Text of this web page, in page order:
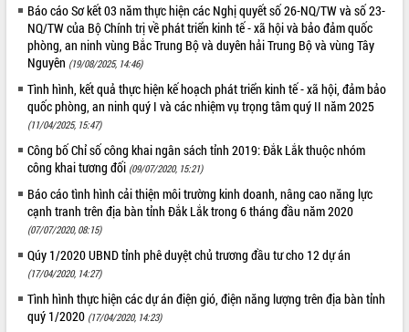
ĐIỂM TIN VĂN BẢN
QUY HOẠCH - KẾ HOẠCH
Báo cáo Sơ kết 03 năm thực hiện các Nghị quyết số 26-NQ/TW và số 23-
NQ/TW của Bộ Chính trị về phát triển kinh tế - xã hội và bảo đảm quốc
phòng, an ninh vùng Bắc Trung Bộ và duyên hải Trung Bộ và vùng Tây
Nguyên (19/08/2025, 14:46)
Tình hình, kết quả thực hiện kế hoạch phát triển kinh tế - xã hội, đảm bảo
quốc phòng, an ninh quý I và các nhiệm vụ trọng tâm quý II năm 2025
(11/04/2025, 15:47)
Công bố Chỉ số công khai ngân sách tỉnh 2019: Đắk Lắk thuộc nhóm
công khai tương đối (09/07/2020, 15:21)
Báo cáo tình hình cải thiện môi trường kinh doanh, nâng cao năng lực
cạnh tranh trên địa bàn tỉnh Đắk Lắk trong 6 tháng đầu năm 2020
(07/07/2020, 08:15)
Qúy 1/2020 UBND tỉnh phê duyệt chủ trương đầu tư cho 12 dự án
(17/04/2020, 14:27)
Tình hình thực hiện các dự án điện gió, điện năng lượng trên địa bàn tỉnh
quý 1/2020 (17/04/2020, 14:23)